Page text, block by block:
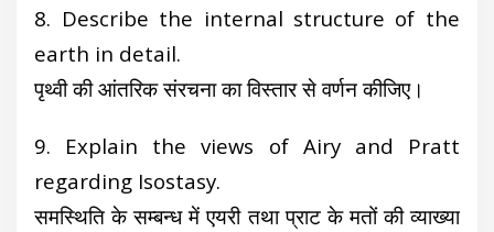
8. Describe the internal structure of the
earth in detail.
पृथ्वी की आंतरिक संरचना का विस्तार से वर्णन कीजिए।
9. Explain the views of Airy and Pratt
regarding Isostasy.
समस्थिति के सम्बन्ध में एयरी तथा प्राट के मतों की व्याख्या